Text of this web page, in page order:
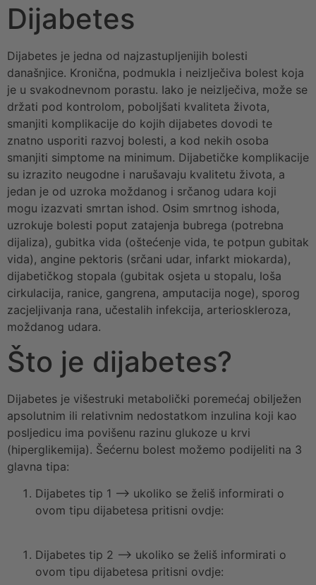
Dijabetes
Dijabetes je jedna od najzastupljenijih bolesti
današnjice. Kronična, podmukla i neizlječiva bolest koja
je u svakodnevnom porastu. Iako je neizlječiva, može se
držati pod kontrolom, poboljšati kvaliteta života,
smanjiti komplikacije do kojih dijabetes dovodi te
znatno usporiti razvoj bolesti, a kod nekih osoba
smanjiti simptome na minimum. Dijabetičke komplikacije
su izrazito neugodne i narušavaju kvalitetu života, a
jedan je od uzroka moždanog i srčanog udara koji
mogu izazvati smrtan ishod. Osim smrtnog ishoda,
uzrokuje bolesti poput zatajenja bubrega (potrebna
dijaliza), gubitka vida (oštećenje vida, te potpun gubitak
vida), angine pektoris (srčani udar, infarkt miokarda),
dijabetičkog stopala (gubitak osjeta u stopalu, loša
cirkulacija, ranice, gangrena, amputacija noge), sporog
zacjeljivanja rana, učestalih infekcija, arterioskleroza,
moždanog udara.
Što je dijabetes?
Dijabetes je višestruki metabolički poremećaj obilježen
apsolutnim ili relativnim nedostatkom inzulina koji kao
posljedicu ima povišenu razinu glukoze u krvi
(hiperglikemija). Šećernu bolest možemo podijeliti na 3
glavna tipa:
Dijabetes tip 1 –> ukoliko se želiš informirati o
ovom tipu dijabetesa pritisni ovdje:
Dijabetes tip 2 –> ukoliko se želiš informirati o
ovom tipu dijabetesa pritisni ovdje: